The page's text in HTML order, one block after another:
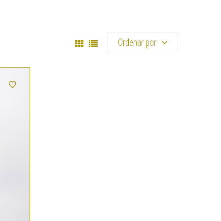
Ordenar por